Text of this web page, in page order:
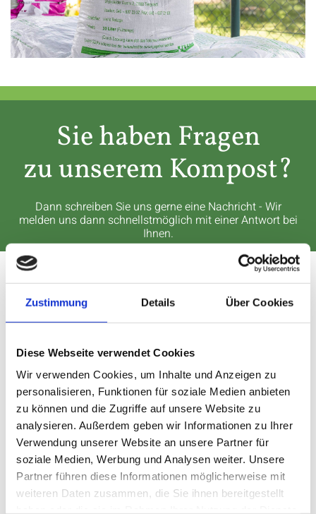
Zustimmung Details Über Cookies
Diese Webseite verwendet Cookies
Wir verwenden Cookies, um Inhalte und Anzeigen zu
personalisieren, Funktionen für soziale Medien anbieten
zu können und die Zugriffe auf unsere Website zu
analysieren. Außerdem geben wir Informationen zu Ihrer
Verwendung unserer Website an unsere Partner für
soziale Medien, Werbung und Analysen weiter. Unsere
Partner führen diese Informationen möglicherweise mit
weiteren Daten zusammen, die Sie ihnen bereitgestellt
Sie haben Fragen
zu unserem Kompost?
Dann schreiben Sie uns gerne eine Nachricht - Wir
melden uns dann schnellstmöglich mit einer Antwort bei
Ihnen.
Ihr Name*
Ihre Email*
Ihre Nachricht*
Ich habe die Datenschutzerklärung zur Kenntnis
genommen. Ich stimme einer elektronischen Speicherung und